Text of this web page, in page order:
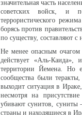
значительная часть
советских войск, и
террористического
борясь против
по существу, составляют с
Не менее опасным очагом
действует «Аль-
территории Йемена. Но
сообщества были
выходит ситуация в
несмотря на
убивают сунитов, суниты
страны и находящиеся в